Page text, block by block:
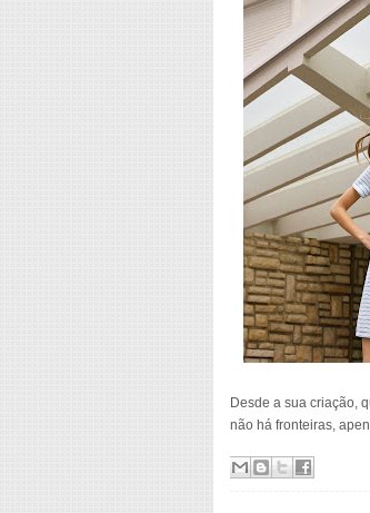
Desde a sua criação,
não há fronteiras,